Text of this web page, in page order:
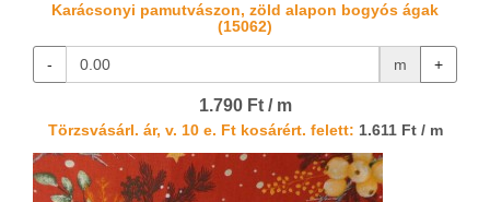
Karácsonyi pamutvászon, zöld alapon bogyós ágak
(15062)
- m +
1.790 Ft / m
Törzsvásárl. ár, v. 10 e. Ft kosárért. felett: 1.611 Ft / m